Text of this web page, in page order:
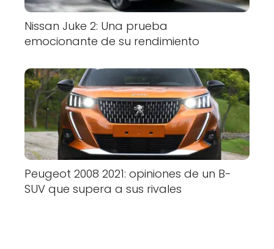
Nissan Juke 2: Una prueba
emocionante de su rendimiento
Peugeot 2008 2021: opiniones de un B-
SUV que supera a sus rivales